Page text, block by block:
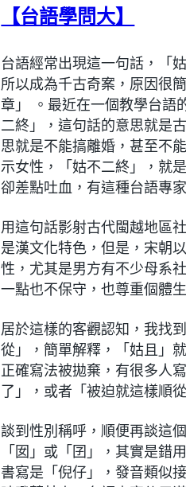
【台語學問大】
台語經常出現這一句話，「
所以成為千古奇案，原因很
章」 。最近在一個教學台語
二終」，這句話的意思就是
思就是不能搞離婚，甚至不
示女性，「姑不二終」，就
卻差點吐血，有這種台語專
用這句話影射古代閩越地區
是漢文化特色，但是，宋朝
性，尤其是男方有不少母系
一點也不保守，也尊重個體
居於這樣的客觀認知，我找
從」，簡單解釋，「姑且」
正確寫法被拋棄，有很多人
了」，或者「被迫就這樣順
談到性別稱呼，順便再談這
「囡」或「囝」，其實是
書寫是「倪仔」，發音類似